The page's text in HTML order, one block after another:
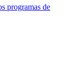
programas de